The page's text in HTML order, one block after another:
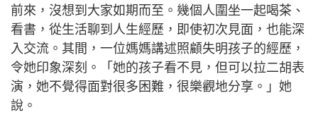
前來，沒想到大家如期而至。幾個人圍坐一起喝茶、
看書，從生活聊到人生經歷，即使初次見面，也能深
入交流。其間，一位媽媽講述照顧失明孩子的經歷，
令她印象深刻。「她的孩子看不見，但可以拉二胡表
演，她不覺得面對很多困難，很樂觀地分享。」她
說。